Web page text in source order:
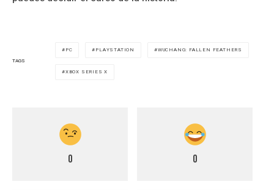
TAGS
PC PLAYSTATION WUCHANG: FALLEN FEATHERS
XBOX SERIES X
0 0